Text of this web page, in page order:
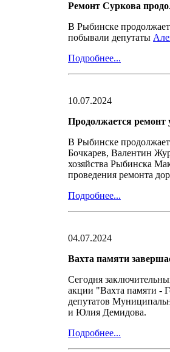
Ремонт Суркова
В Рыбинске
побывали депутаты
Подробнее...
10.07.2024
Продолжается ремонт
В Рыбинске
Бочкарев, Валентин
хозяйства Рыбинска
проведения ремонта
Подробнее...
04.07.2024
Вахта памяти
Сегодня
акции "Вахта памяти -
депутатов
и Юлия Демидова.
Подробнее...